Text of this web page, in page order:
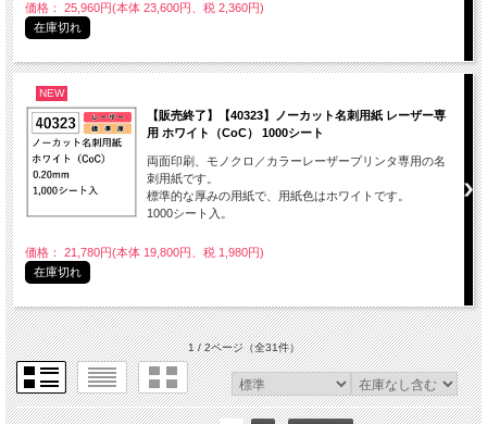
価格： 25,960円(本体 23,600円、税 2,360円)
在庫切れ
NEW
【販売終了】【40323】ノーカット名刺用紙 レーザー専
用 ホワイト（CoC） 1000シート
両面印刷、モノクロ／カラーレーザープリンタ専用の名
刺用紙です。
標準的な厚みの用紙で、用紙色はホワイトです。
1000シート入。
価格： 21,780円(本体 19,800円、税 1,980円)
在庫切れ
1 / 2ページ（全31件）